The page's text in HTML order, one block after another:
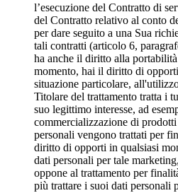
l’esecuzione del Contratto di
del Contratto relativo al conto
per dare seguito a una Sua
tali contratti (articolo 6,
ha anche il diritto alla
momento, hai il diritto di
situazione particolare,
Titolare del trattamento tratta i
suo legittimo interesse, ad
commercializzazione di
personali vengono trattati per
diritto di opporti in qualsiasi
dati personali per tale
oppone al trattamento per
più trattare i suoi dati personali